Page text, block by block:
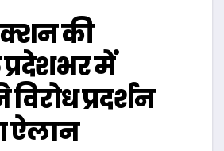
की
में
प्रदर्शन
ऐलान